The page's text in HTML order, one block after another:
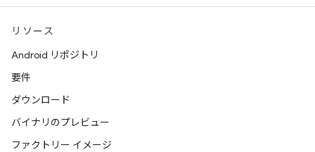
リソース
Android リポジトリ
要件
ダウンロード
バイナリのプレビュー
ファクトリー イメージ